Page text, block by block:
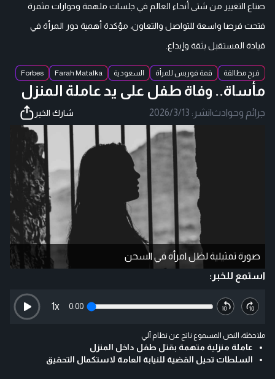
صناع التغيير من شتى أنحاء العالم في جلسات ملهمة وحوارات مثمرة
فتحت فرصا واسعة للتواصل والتعاون، مؤكدة أهمية دور المرأة في
قيادة المستقبل بثقة وإبداع.
فرح مطالقة قمة فوربس للمرأة السعودية Farah Matalka
Forbes
مأساة.. وفاة طفل على يد عاملة المنزل
جرائم وحوادث|نشر: 2026/3/13 شارك الخبر
صورة تمثيلية لظل امرأة في السحن
استمع للخبر:
0:00
1x
ملاحظة: النص المسموع ناتج عن نظام آلي
عاملة منزلية متهمة بقتل طفل داخل المنزل
السلطات تحيل القضية للنيابة العامة لاستكمال التحقيق